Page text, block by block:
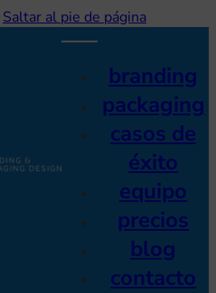
Saltar al pie de página
branding
packaging
casos de
éxito
equipo
precios
blog
contacto